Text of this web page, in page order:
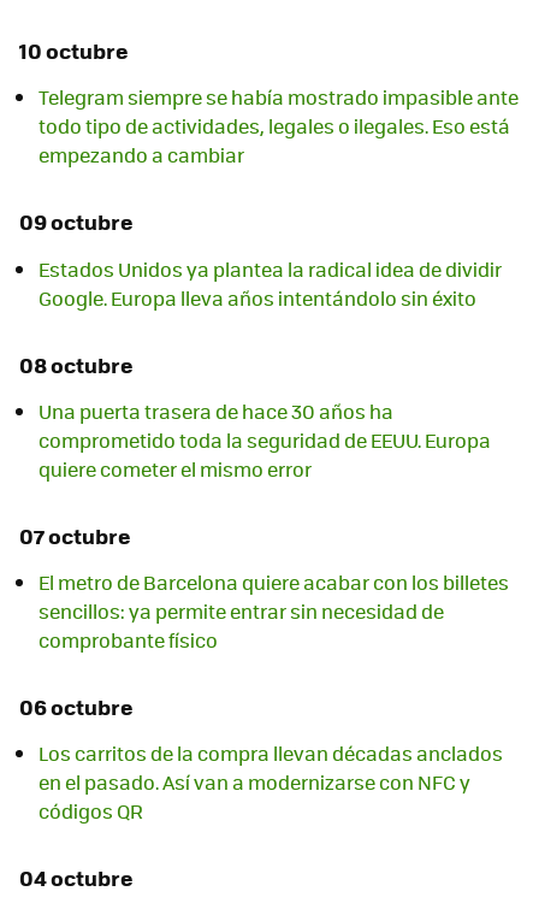
10 octubre
Telegram siempre se había mostrado impasible ante
todo tipo de actividades, legales o ilegales. Eso está
empezando a cambiar
09 octubre
Estados Unidos ya plantea la radical idea de dividir
Google. Europa lleva años intentándolo sin éxito
08 octubre
Una puerta trasera de hace 30 años ha
comprometido toda la seguridad de EEUU. Europa
quiere cometer el mismo error
07 octubre
El metro de Barcelona quiere acabar con los billetes
sencillos: ya permite entrar sin necesidad de
comprobante físico
06 octubre
Los carritos de la compra llevan décadas anclados
en el pasado. Así van a modernizarse con NFC y
códigos QR
04 octubre